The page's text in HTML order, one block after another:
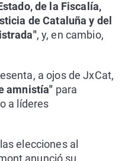
de la Fiscalía,
de Cataluña y del
, y, en cambio,
a ojos de JxCat,
amnistía" para
a líderes
elecciones al
anunció su